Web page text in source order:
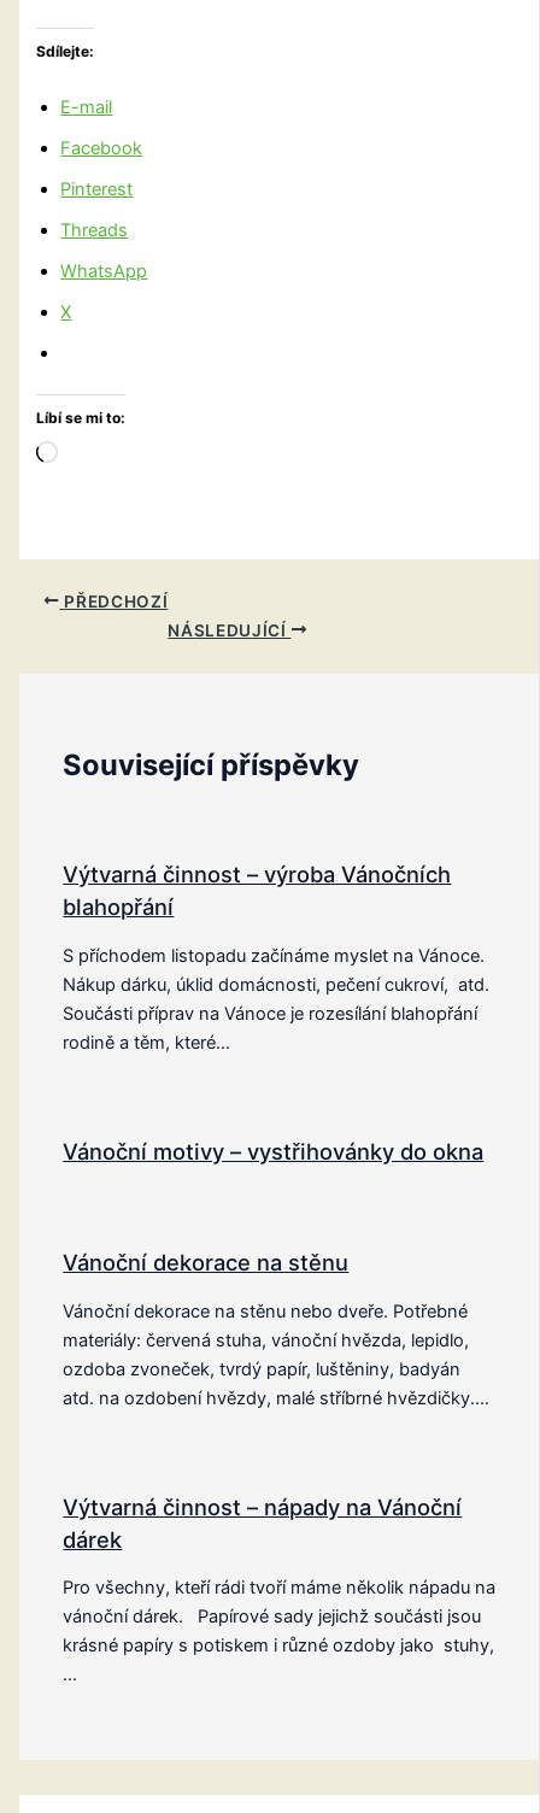
Sdílejte:
E-mail
Facebook
Pinterest
Threads
WhatsApp
X
Líbí se mi to:
Načítání…
PŘEDCHOZÍ
NÁSLEDUJÍCÍ
Související příspěvky
Výtvarná činnost – výroba Vánočních
blahopřání
S příchodem listopadu začínáme myslet na Vánoce.
Nákup dárku, úklid domácnosti, pečení cukroví, atd.
Součásti příprav na Vánoce je rozesílání blahopřání
rodině a těm, které…
Vánoční motivy – vystřihovánky do okna
Vánoční dekorace na stěnu
Vánoční dekorace na stěnu nebo dveře. Potřebné
materiály: červená stuha, vánoční hvězda, lepidlo,
ozdoba zvoneček, tvrdý papír, luštěniny, badyán
atd. na ozdobení hvězdy, malé stříbrné hvězdičky.…
Výtvarná činnost – nápady na Vánoční
dárek
Pro všechny, kteří rádi tvoří máme několik nápadu na
vánoční dárek. Papírové sady jejichž součásti jsou
krásné papíry s potiskem i různé ozdoby jako stuhy,
…